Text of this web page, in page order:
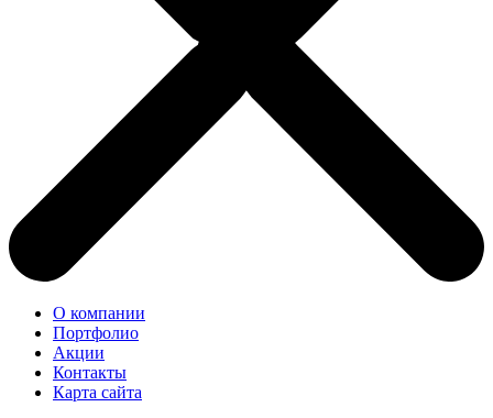
О компании
Портфолио
Акции
Контакты
Карта сайта